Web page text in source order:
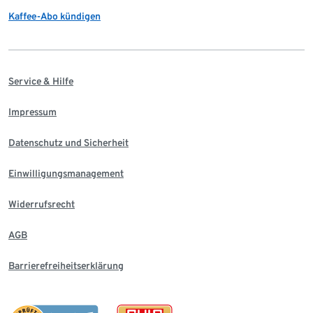
Kaffee-Abo kündigen
Service & Hilfe
Impressum
Datenschutz und Sicherheit
Einwilligungsmanagement
Widerrufsrecht
AGB
Barrierefreiheitserklärung